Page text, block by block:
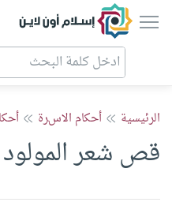
إسلام أون لاين
الرئيسية أحكام الاسرة
قص شعر المولود